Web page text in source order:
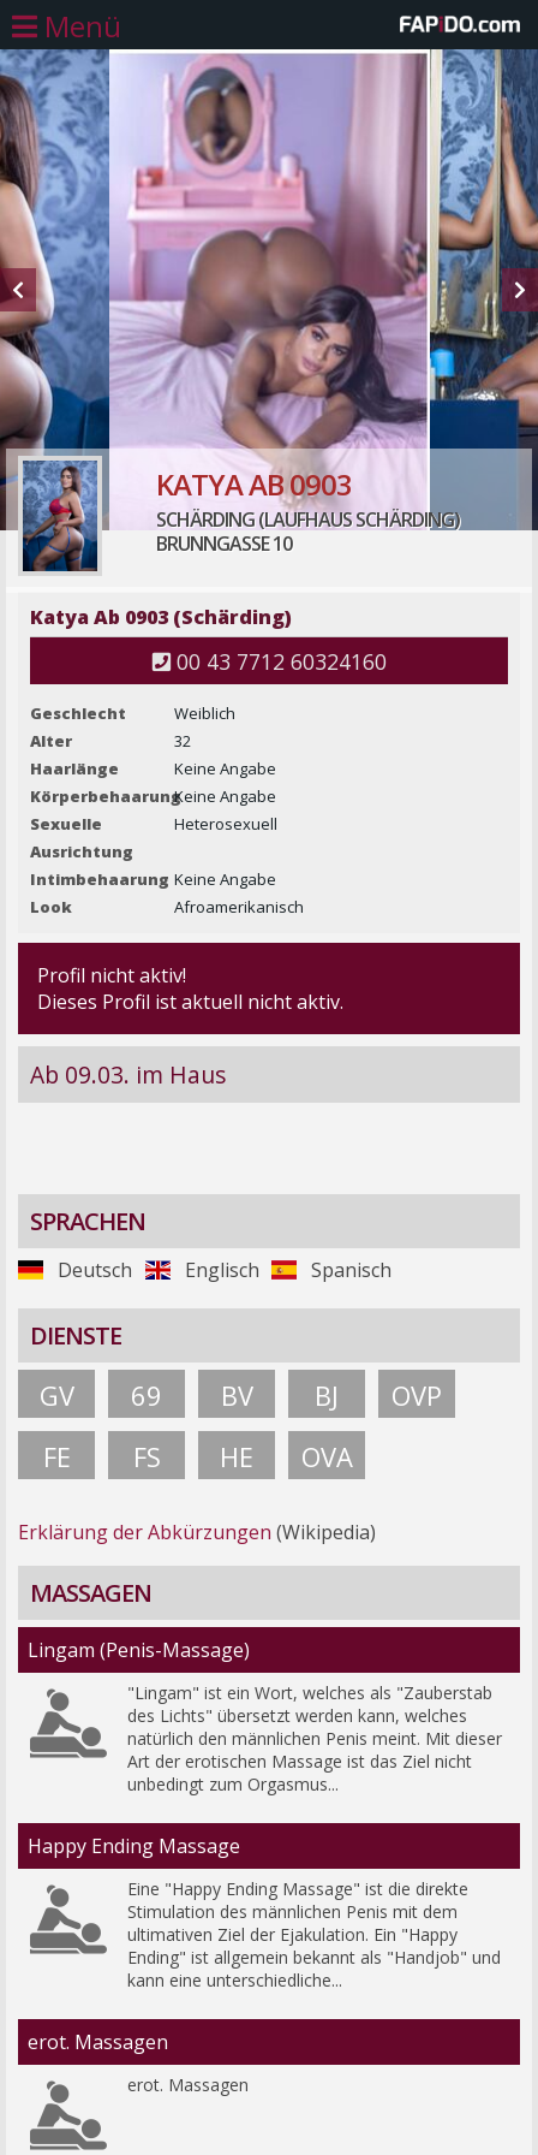
Menü
KATYA AB 0903
SCHÄRDING (LAUFHAUS SCHÄRDING)
BRUNNGASSE 10
Katya Ab 0903 (Schärding)
00 43 7712 60324160
Geschlecht
Weiblich
Alter
32
Haarlänge
Keine Angabe
KörperbehaarungKeine Angabe
Sexuelle
Ausrichtung
Heterosexuell
Intimbehaarung Keine Angabe
Look
Afroamerikanisch
Profil nicht aktiv!
Dieses Profil ist aktuell nicht aktiv.
Ab 09.03. im Haus
SPRACHEN
Deutsch Englisch Spanisch
DIENSTE
GV 69 BV BJ
OVP
FE
FS HE OVA
Erklärung der Abkürzungen (Wikipedia)
MASSAGEN
Lingam (Penis-Massage)
"Lingam" ist ein Wort, welches als "Zauberstab
des Lichts" übersetzt werden kann, welches
natürlich den männlichen Penis meint. Mit dieser
Art der erotischen Massage ist das Ziel nicht
unbedingt zum Orgasmus...
Happy Ending Massage
Eine "Happy Ending Massage" ist die direkte
Stimulation des männlichen Penis mit dem
ultimativen Ziel der Ejakulation. Ein "Happy
Ending" ist allgemein bekannt als "Handjob" und
kann eine unterschiedliche...
erot. Massagen
erot. Massagen